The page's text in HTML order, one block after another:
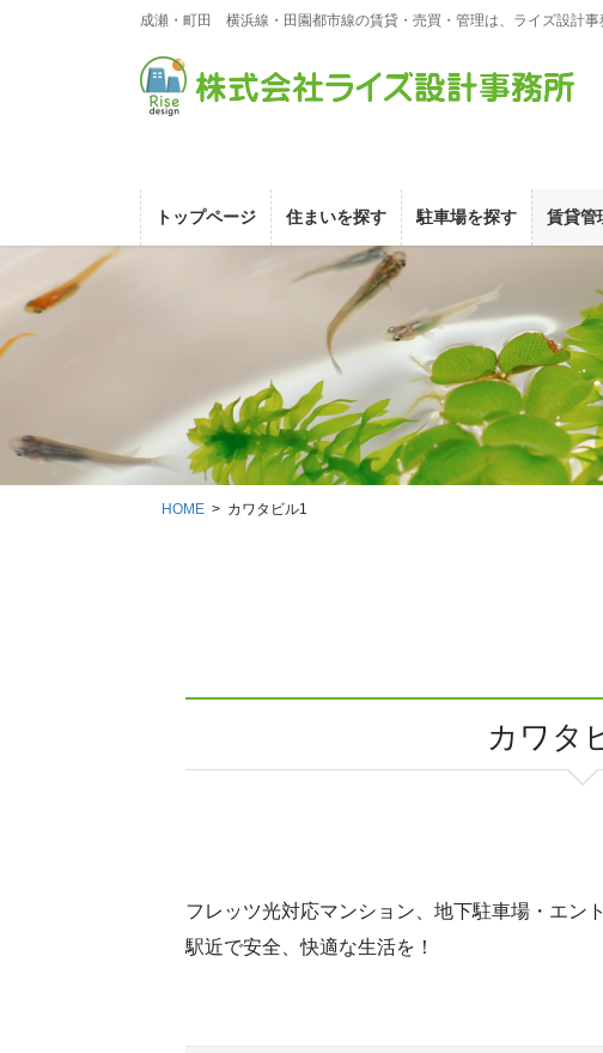
移
成瀬・町田 横浜線・田園都市線の賃貸・売買・管理は、ライズ設計
トップページ 住まいを探す 駐車場を探す 賃貸管
HOME カワタビル1
カワタ
フレッツ光対応マンション、地下駐車場・エン
駅近で安全、快適な生活を！